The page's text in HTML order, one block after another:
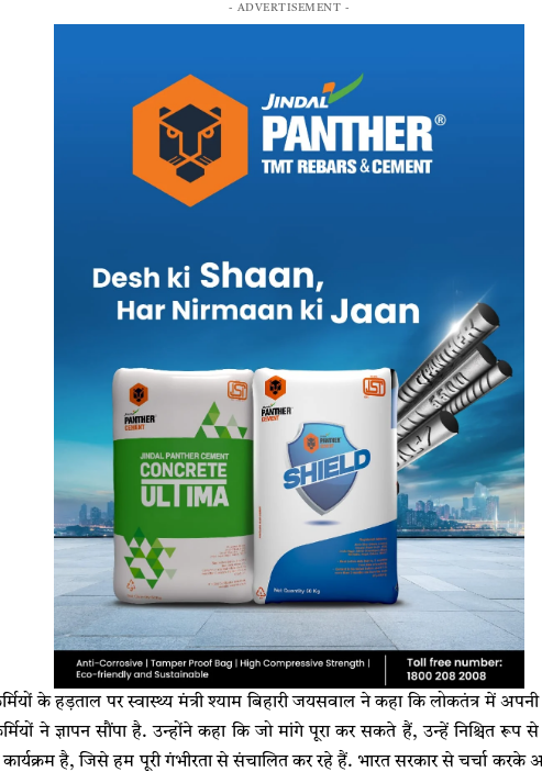
- ADVERTISEMENT -
के हड़ताल पर स्वास्थ्य मंत्री श्याम बिहारी जयसवाल ने कहा कि लोकतंत्र में
ने ज्ञापन सौंपा है. उन्होंने कहा कि जो मांगे पूरा कर सकते हैं, उन्हें निश्चित रूप से
है, जिसे हम पूरी गंभीरता से संचालित कर रहे हैं. भारत सरकार से चर्चा करके